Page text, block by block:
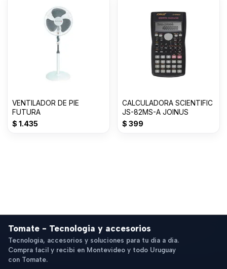
VENTILADOR DE PIE
FUTURA
$ 1.435
CALCULADORA SCIENTIFIC
JS-82MS-A JOINUS
$ 399
Tomate - Tecnologia y accesorios
Tecnologia, accesorios y soluciones para tu dia a dia.
Compra facil y recibi en Montevideo y todo Uruguay
con Tomate.